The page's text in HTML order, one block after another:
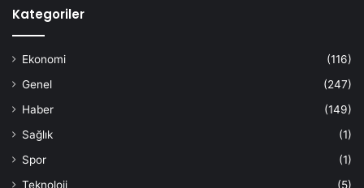
Kategoriler
Ekonomi
(116)
Genel
(247)
Haber
(149)
Sağlık
(1)
Spor
(1)
Teknoloji
(5)